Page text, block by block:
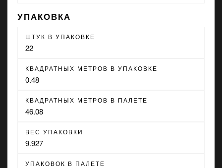
УПАКОВКА
ШТУК В УПАКОВКЕ
22
КВАДРАТНЫХ МЕТРОВ В УПАКОВКЕ
0.48
КВАДРАТНЫХ МЕТРОВ В ПАЛЕТЕ
46.08
ВЕС УПАКОВКИ
9.927
УПАКОВОК В ПАЛЕТЕ